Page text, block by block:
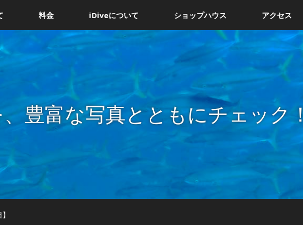
料金 iDiveについて ショップハウス アクセス
豊富な写真とともにチェック！